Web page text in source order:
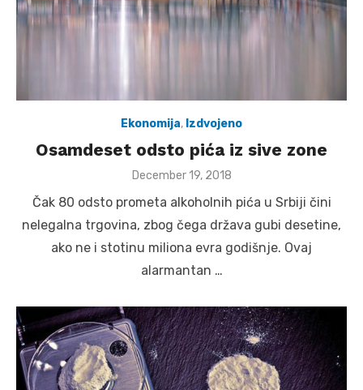
Ekonomija, Izdvojeno
Osamdeset odsto pića iz sive zone
Posted
December 19, 2018
Čak 80 odsto prometa alkoholnih pića u Srbiji čini
nelegalna trgovina, zbog čega država gubi desetine,
ako ne i stotinu miliona evra godišnje. Ovaj
alarmantan …